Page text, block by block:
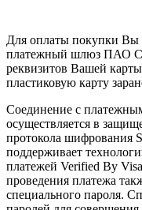
Для оплаты покупки Вы
платежный шлюз ПАО
реквизитов Вашей
пластиковую карту
Соединение с
осуществляется в
протокола шифрования
поддерживает
платежей Verified By
проведения платежа
специального пароля.